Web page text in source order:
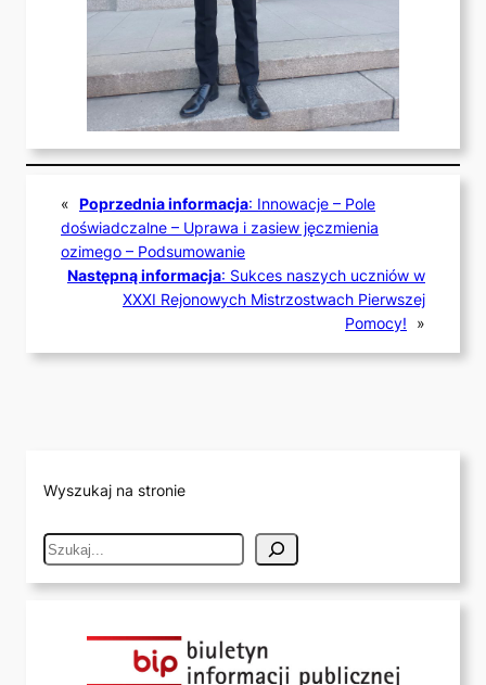
« Poprzednia informacja: Innowacje – Pole
doświadczalne – Uprawa i zasiew jęczmienia
ozimego – Podsumowanie
Następną informacja: Sukces naszych uczniów w
XXXI Rejonowych Mistrzostwach Pierwszej
Pomocy!
»
Wyszukaj na stronie
S